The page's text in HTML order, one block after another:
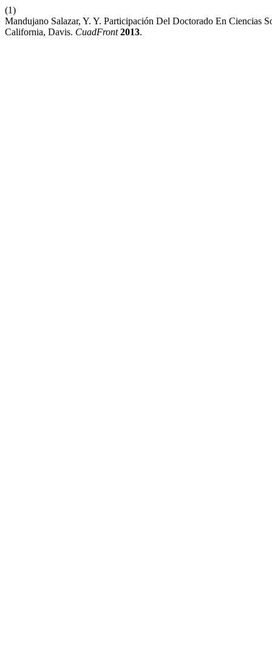
(1)
Mandujano Salazar, Y. Y. Participación Del Doctorado En Ciencias
California, Davis. CuadFront 2013.